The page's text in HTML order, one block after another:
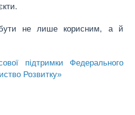
не лише корисним, а й
підтримки Федерального
Розвитку»